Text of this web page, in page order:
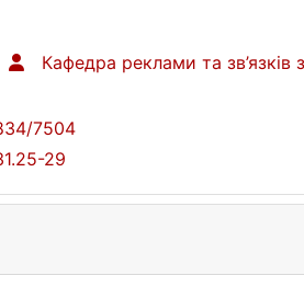
Кафедра реклами та зв’язків
7504
29